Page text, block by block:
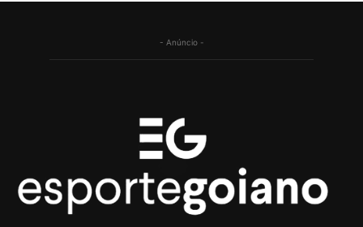
- Anúncio -